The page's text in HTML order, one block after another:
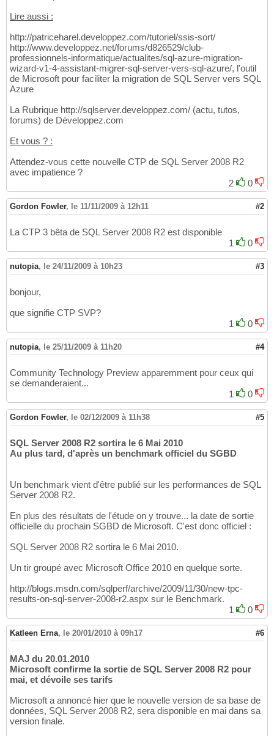
Lire aussi :
http://patriceharel.developpez.com/tutoriel/ssis-sort/
http://www.developpez.net/forums/d826529/club-
professionnels-informatique/actualites/sql-azure-migration-
wizard-v1-4-assistant-migrer-sql-server-vers-sql-azure/, l'outil
de Microsoft pour faciliter la migration de SQL Server vers SQL
Azure
La Rubrique http://sqlserver.developpez.com/ (actu, tutos,
forums) de Développez.com
Et vous ? :
Attendez-vous cette nouvelle CTP de SQL Server 2008 R2
avec impatience ?
2
0
Gordon Fowler, le 11/11/2009 à 12h11 #2
La CTP 3 bêta de SQL Server 2008 R2 est disponible
1
0
nutopia, le 24/11/2009 à 10h23 #3
bonjour,
que signifie CTP SVP?
1
0
nutopia, le 25/11/2009 à 11h20 #4
Community Technology Preview apparemment pour ceux qui
se demanderaient...
1
0
Gordon Fowler, le 02/12/2009 à 11h38 #5
SQL Server 2008 R2 sortira le 6 Mai 2010
Au plus tard, d'après un benchmark officiel du SGBD
Un benchmark vient d'être publié sur les performances de SQL
Server 2008 R2.
En plus des résultats de l'étude on y trouve... la date de sortie
officielle du prochain SGBD de Microsoft. C'est donc officiel :
SQL Server 2008 R2 sortira le 6 Mai 2010.
Un tir groupé avec Microsoft Office 2010 en quelque sorte.
http://blogs.msdn.com/sqlperf/archive/2009/11/30/new-tpc-
results-on-sql-server-2008-r2.aspx sur le Benchmark.
1
0
Katleen Erna, le 20/01/2010 à 09h17 #6
MAJ du 20.01.2010
Microsoft confirme la sortie de SQL Server 2008 R2 pour
mai, et dévoile ses tarifs
Microsoft a annoncé hier que le nouvelle version de sa base de
données, SQL Server 2008 R2, sera disponible en mai dans sa
version finale.